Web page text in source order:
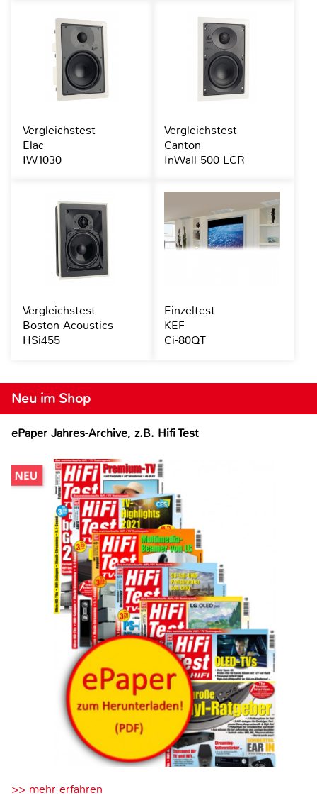
Neu im Shop
ePaper Jahres-Archive, z.B. Hifi Test
>> mehr erfahren
Vergleichstest
Elac
IW1030
Vergleichstest
Canton
InWall 500 LCR
Vergleichstest
Boston Acoustics
HSi455
Einzeltest
KEF
Ci-80QT